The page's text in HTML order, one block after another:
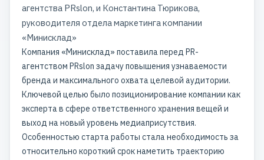
агентства PRslon, и Константина Тюрикова,
руководителя отдела маркетинга компании
«Минисклад»
Компания «Минисклад» поставила перед PR-
агентством PRslon задачу повышения узнаваемости
бренда и максимального охвата целевой аудитории.
Ключевой целью было позиционирование компании как
эксперта в сфере ответственного хранения вещей и
выход на новый уровень медиаприсутствия.
Особенностью старта работы стала необходимость за
относительно короткий срок наметить траекторию